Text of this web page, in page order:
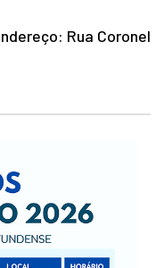
Rua Coronel